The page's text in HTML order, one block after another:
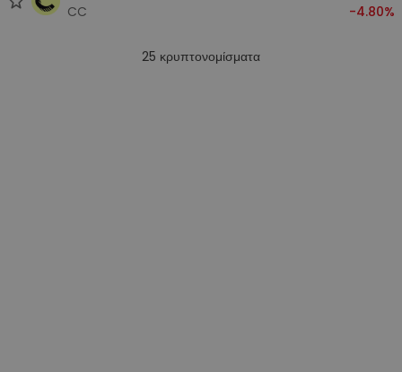
CC
-4.80%
25 κρυπτονομίσματα